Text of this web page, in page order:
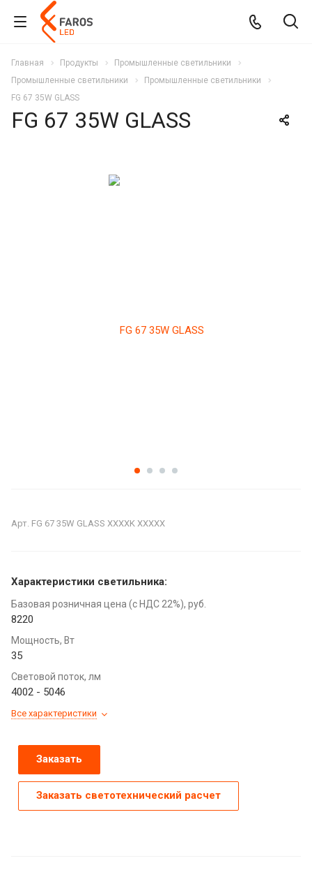
Главная Продукты
Промышленные светильники
Промышленные светильники
Промышленные светильники
FG 67 35W GLASS
FG 67 35W GLASS
Арт. FG 67 35W GLASS XXXXK XXXXX
Характеристики светильника:
Базовая розничная цена (с НДС 22%), руб.
8220
Мощность, Вт
35
Световой поток, лм
4002 - 5046
Все характеристики
Заказать
Заказать светотехнический расчет